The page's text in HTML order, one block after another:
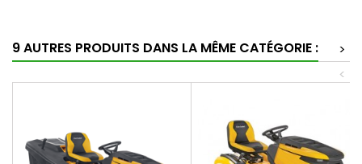
9 AUTRES PRODUITS DANS LA MÊME CATÉGORIE :
>
<